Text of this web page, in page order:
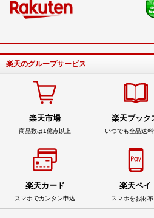
楽天のグループサービス
楽天市場
商品数は1億点以上
楽天ブック
いつでも全品送
楽天カード
スマホでカンタン申込
楽天ペイ
スマホをお財布